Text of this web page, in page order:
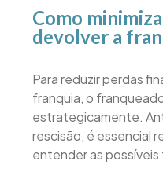
Como
devolver a
Para reduzir perdas
franquia, o
estrategicamente.
rescisão, é essencial
entender as possíveis